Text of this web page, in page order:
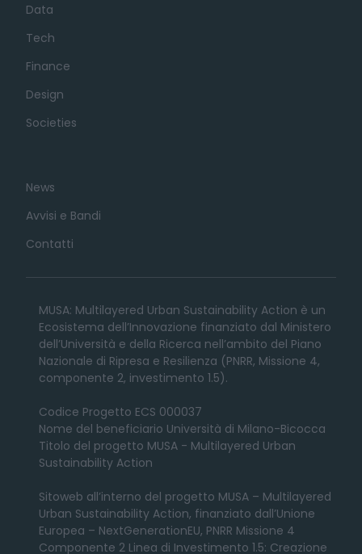
Data
Tech
Finance
Design
Societies
News
Avvisi e Bandi
Contatti
MUSA: Multilayered Urban Sustainability Action è un
Ecosistema dell’Innovazione finanziato dal Ministero
dell’Università e della Ricerca nell’ambito del Piano
Nazionale di Ripresa e Resilienza (PNRR, Missione 4,
componente 2, investimento 1.5).
Codice Progetto ECS 000037
Nome del beneficiario Università di Milano-Bicocca
Titolo del progetto MUSA - Multilayered Urban
Sustainability Action
Sitoweb all’interno del progetto MUSA – Multilayered
Urban Sustainability Action, finanziato dall’Unione
Europea – NextGenerationEU, PNRR Missione 4
Componente 2 Linea di Investimento 1.5: Creazione